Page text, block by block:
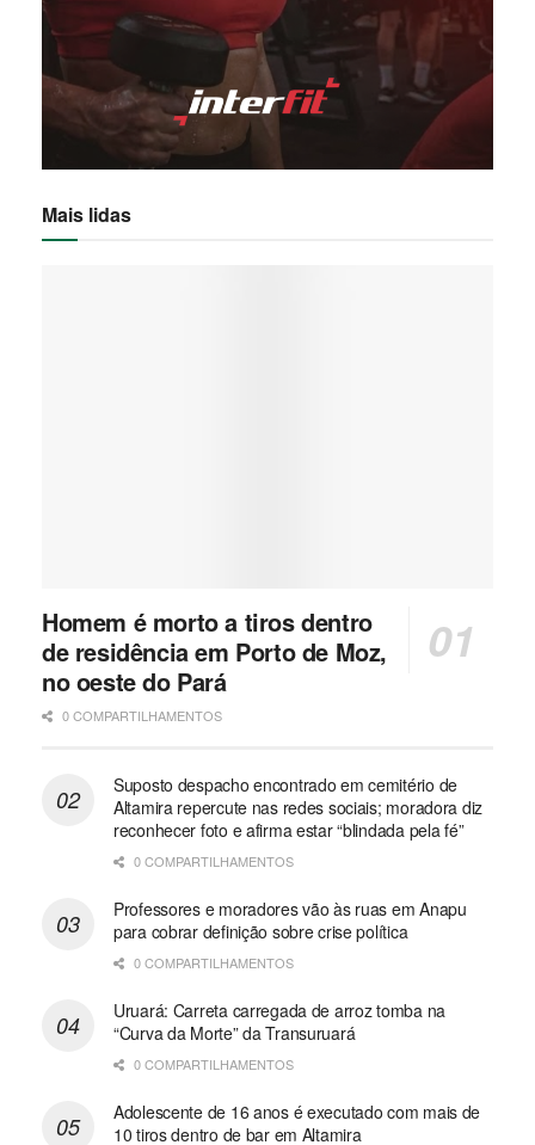
Mais lidas
Homem é morto a tiros dentro
de residência em Porto de Moz,
no oeste do Pará
0 COMPARTILHAMENTOS
Suposto despacho encontrado em cemitério de
Altamira repercute nas redes sociais; moradora diz
reconhecer foto e afirma estar “blindada pela fé”
0 COMPARTILHAMENTOS
Professores e moradores vão às ruas em Anapu
para cobrar definição sobre crise política
0 COMPARTILHAMENTOS
Uruará: Carreta carregada de arroz tomba na
“Curva da Morte” da Transuruará
0 COMPARTILHAMENTOS
Adolescente de 16 anos é executado com mais de
10 tiros dentro de bar em Altamira